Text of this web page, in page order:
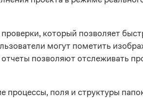
который позволяет
могут пометить
позволяют отслеживать
процессы, поля и структуры